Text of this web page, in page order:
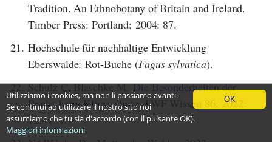
Tradition. An Ethnobotany of Britain and Ireland.
Timber Press: Portland; 2004: 87.
21. Hochschule für nachhaltige Entwicklung
Eberswalde: Rot-Buche (Fagus sylvatica).
22. Schulz C, Blaschke M.Die Besonderheiten der
Buche beim Klimaschutz.LWF Wissen 86. 2022:
123-131.
OK
Utilizziamo i cookies, ma non li passiamo avanti.
Se continui ad utilizzare il nostro sito noi
assumiamo che tu sia d'accordo (con il pulsante OK).
Maggiori informazioni